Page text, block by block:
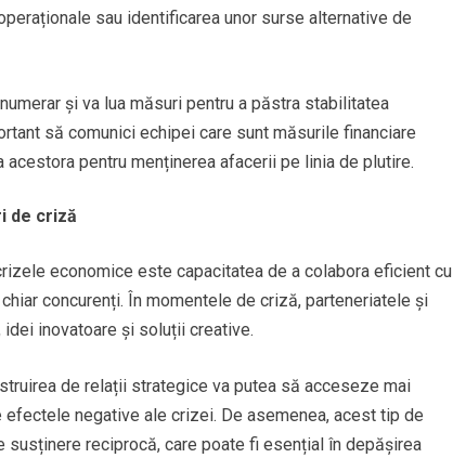
sau identificarea unor surse alternative de
și va lua măsuri pentru a păstra stabilitatea
să comunici echipei care sunt măsurile financiare
pentru menținerea afacerii pe linia de plutire.
de criză
economice este capacitatea de a colabora eficient cu
concurenți. În momentele de criză, parteneriatele și
inovatoare și soluții creative.
de relații strategice va putea să acceseze mai
negative ale crizei. De asemenea, acest tip de
susținere reciprocă, care poate fi esențial în depășirea